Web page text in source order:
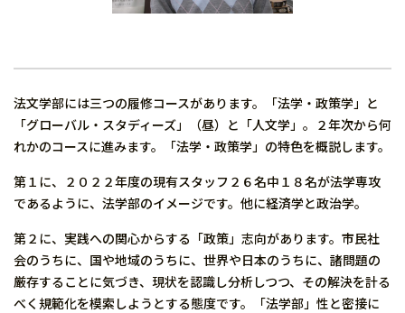
法文学部には三つの履修コースがあります。「法学・政策学」と
「グローバル・スタディーズ」（昼）と「人文学」。２年次から何
れかのコースに進みます。「法学・政策学」の特色を概説します。
第１に、２０２２年度の現有スタッフ２６名中１８名が法学専攻
であるように、法学部のイメージです。他に経済学と政治学。
第２に、実践への関心からする「政策」志向があります。市民社
会のうちに、国や地域のうちに、世界や日本のうちに、諸問題の
厳存することに気づき、現状を認識し分析しつつ、その解決を計る
べく規範化を模索しようとする態度です。「法学部」性と密接に